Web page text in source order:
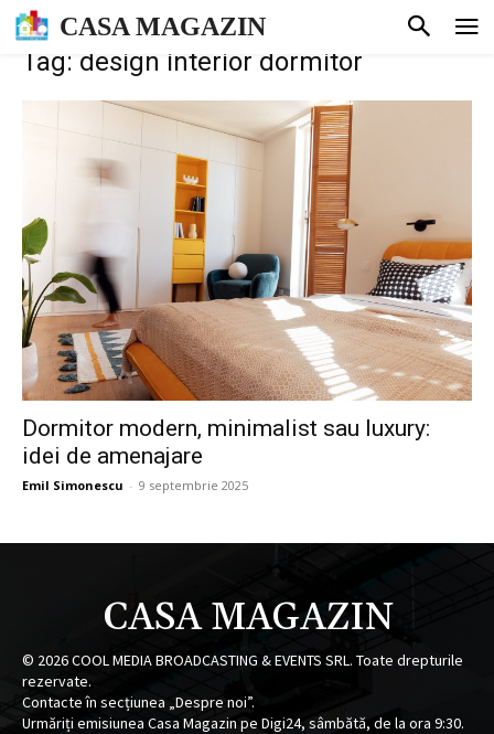
CASA MAGAZIN
Tag: design interior dormitor
Dormitor modern, minimalist sau luxury:
idei de amenajare
Emil Simonescu - 9 septembrie 2025
CASA MAGAZIN
© 2026COOL MEDIA BROADCASTING & EVENTS SRL. Toate drepturile
rezervate.
Contacte în secțiunea „Despre noi”.
Urmăriți emisiunea Casa Magazin pe Digi24, sâmbătă, de la ora 9:30.